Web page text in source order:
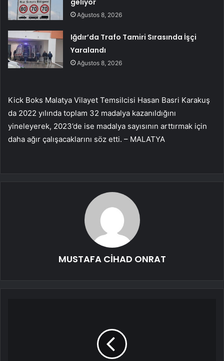
geliyor
Ağustos 8, 2026
Iğdır’da Trafo Tamiri Sırasında İşçi
Yaralandı
Ağustos 8, 2026
Kick Boks Malatya Vilayet Temsilcisi Hasan Basri Karakuş
da 2022 yılında toplam 32 madalya kazanıldığını
yineleyerek, 2023’de ise madalya sayısının arttırmak için
daha ağır çalışacaklarını söz etti. – MALATYA
MUSTAFA CİHAD ONRAT